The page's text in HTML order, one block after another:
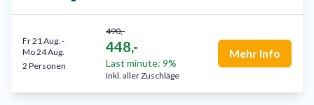
490,-
448,-
Last minute: 9%
Inkl. aller Zuschläge
Fr 21 Aug. -
Mo 24 Aug.
2 Personen
Mehr Info